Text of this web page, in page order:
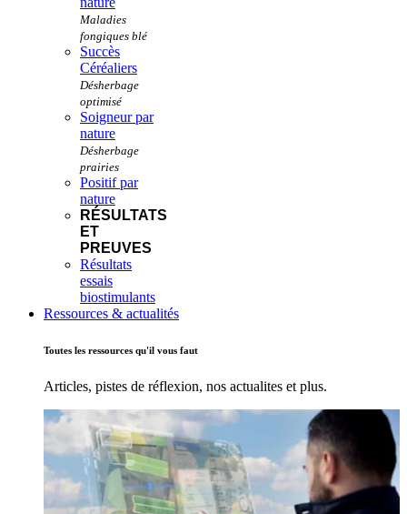
Succès
Céréaliers
Soigneur par
nature
Positif par
nature
RÉSULTATS
ET
PREUVES
Résultats
essais
biostimulants
Ressources & actualités
Toutes les ressources qu'il vous faut
Articles, pistes de réflexion, nos actualites et plus.